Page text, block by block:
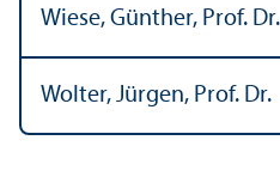
Wiese, Günther, Prof. Dr.
Wolter, Jürgen, Prof. Dr.